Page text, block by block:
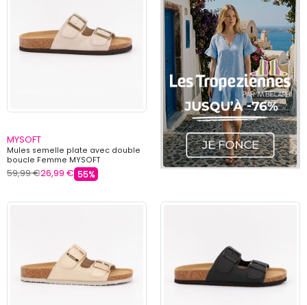
MYSOFT
Mules semelle plate avec double
boucle Femme MYSOFT
59,99 €26,99 € 55%